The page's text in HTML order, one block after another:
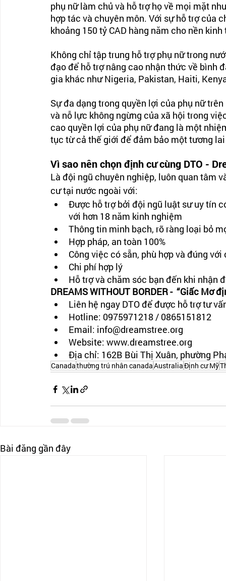
phụ nữ làm chủ và hỗ trợ họ về mọi mặt
hợp tác và chuyên môn. Với sự hỗ trợ của
khoảng 150 tỷ CAD hàng năm cho nền kinh
Không chỉ tập trung hỗ trợ phụ nữ trong
đạo để hỗ trợ nâng cao nhận thức về bình
gia khác như Nigeria, Pakistan, Haiti,
Sự đa dạng trong quyền lợi của phụ nữ
và nỗ lực không ngừng của xã hội trong
cao quyền lợi của phụ nữ đang là một
tục từ cả thế giới để đảm bảo một tương
Vì sao nên chọn định cư cùng DTO -
Là đội ngũ chuyên nghiệp, luôn quan tâm
cư tại nước ngoài với:
Được hỗ trợ bởi đội ngũ luật sư uy tín
với hơn 18 năm kinh nghiệm
Thông tin minh bạch, rõ ràng loại bỏ
Hợp pháp, an toàn 100%
Công việc có sẵn, phù hợp và đúng
Chi phí hợp lý
Hỗ trợ và chăm sóc bạn đến khi nhận
DREAMS WITHOUT BORDER -  “Giấc Mơ
Liên hệ ngay DTO để được hỗ trợ tư
Hotline: 0975971218 / 0865151812
Email: info@dreamstree.org
Website: www.dreamstree.org
Địa chỉ: 162B Bùi Thị Xuân, phường
Canadathường trú nhân canadaAustraliaĐịnh cư Mỹ
Bài đăng gần đây